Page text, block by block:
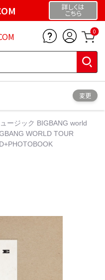
詳しくは
こちら
0
変更
ュージック BIGBANG world
WORLD TOUR